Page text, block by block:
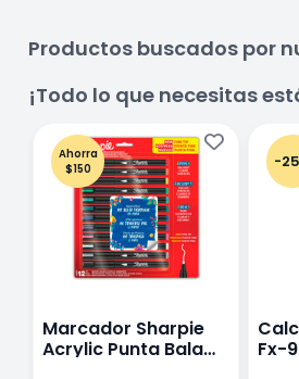
Productos buscados por
¡Todo lo que necesitas
Ahorra
$150
Marcador Sharpie
Acrylic Punta Bala
-
Fx-